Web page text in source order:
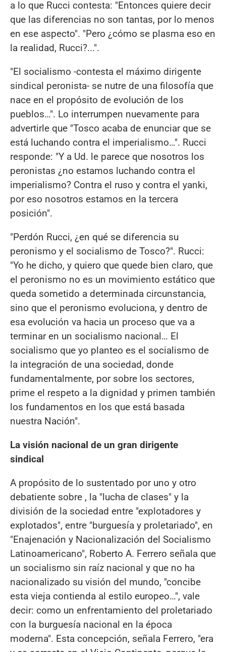
a lo que Rucci contesta: "Entonces quiere decir
que las diferencias no son tantas, por lo menos
en ese aspecto". "Pero ¿cómo se plasma eso en
la realidad, Rucci?...".
"El socialismo -contesta el máximo dirigente
sindical peronista- se nutre de una filosofía que
nace en el propósito de evolución de los
pueblos…". Lo interrumpen nuevamente para
advertirle que "Tosco acaba de enunciar que se
está luchando contra el imperialismo…". Rucci
responde: "Y a Ud. le parece que nosotros los
peronistas ¿no estamos luchando contra el
imperialismo? Contra el ruso y contra el yanki,
por eso nosotros estamos en la tercera
posición".
"Perdón Rucci, ¿en qué se diferencia su
peronismo y el socialismo de Tosco?". Rucci:
"Yo he dicho, y quiero que quede bien claro, que
el peronismo no es un movimiento estático que
queda sometido a determinada circunstancia,
sino que el peronismo evoluciona, y dentro de
esa evolución va hacia un proceso que va a
terminar en un socialismo nacional… El
socialismo que yo planteo es el socialismo de
la integración de una sociedad, donde
fundamentalmente, por sobre los sectores,
prime el respeto a la dignidad y primen también
los fundamentos en los que está basada
nuestra Nación".
La visión nacional de un gran dirigente
sindical
A propósito de lo sustentado por uno y otro
debatiente sobre , la "lucha de clases" y la
división de la sociedad entre "explotadores y
explotados", entre "burguesía y proletariado", en
"Enajenación y Nacionalización del Socialismo
Latinoamericano", Roberto A. Ferrero señala que
un socialismo sin raíz nacional y que no ha
nacionalizado su visión del mundo, "concibe
esta vieja contienda al estilo europeo…", vale
decir: como un enfrentamiento del proletariado
con la burguesía nacional en la época
moderna". Esta concepción, señala Ferrero, "era